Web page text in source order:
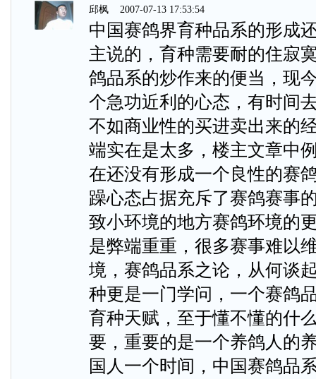
邱枫 2007-07-13 17:53:54
中国赛鸽界育种品系的形成
主说的，育种需要耐的住寂
鸽品系的炒作来的便当，现
个急功近利的心态，有时间
不如商业性的买进卖出来的
端实在是太多，楼主文章中
在还没有形成一个良性的赛
躁心态占据充斥了赛鸽赛事
致小环境的地方赛鸽环境的
是弊端重重，很多赛事难以
境，赛鸽品系之论，从何谈
种更是一门学问，一个赛鸽
育种天赋，至于懂不懂的什
要，重要的是一个养鸽人的
国人一个时间，中国赛鸽品